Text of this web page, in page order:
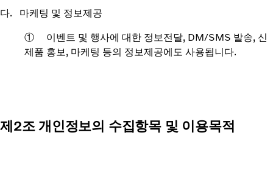
다. 마케팅 및 정보제공
① 이벤트 및 행사에 대한 정보전달, DM/SMS 발송, 신
제품 홍보, 마케팅 등의 정보제공에도 사용됩니다.
제2조 개인정보의 수집항목 및 이용목적